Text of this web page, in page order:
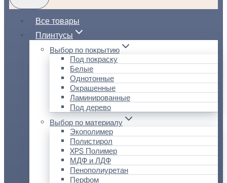
Все товары
Плинтусы
Выбор по покрытию
Под покраску
Белые
Однотонные
Окрашенные
Ламинированные
Под дерево
Выбор по материалу
Экополимер
Полистирол
XPS Полимер
МДФ и ЛДФ
Пенополиуретан
Перфом